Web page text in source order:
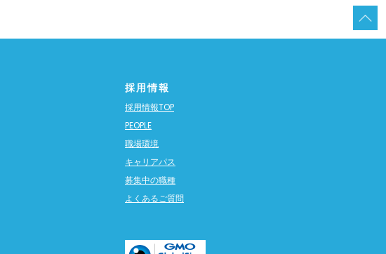
採用情報
採用情報TOP
PEOPLE
職場環境
キャリアパス
募集中の職種
よくあるご質問